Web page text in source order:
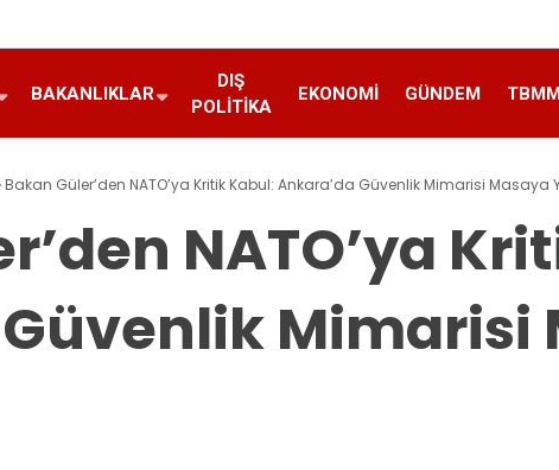
BAKANLIKLAR
DIŞ
POLITIKA
EKONOMI GÜNDEM
Bakan Güler’den NATO’ya Kritik Kabul: Ankara’da Güvenlik Mimarisi Masaya
NATO’ya
Mimarisi